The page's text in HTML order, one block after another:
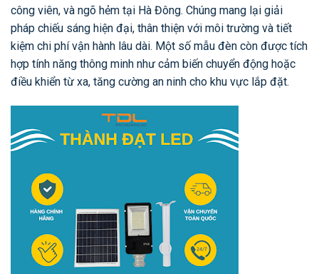
công viên, và ngõ hẻm tại Hà Đông. Chúng mang lại giải
pháp chiếu sáng hiện đại, thân thiện với môi trường và tiết
kiệm chi phí vận hành lâu dài. Một số mẫu đèn còn được tích
hợp tính năng thông minh như cảm biến chuyển động hoặc
điều khiển từ xa, tăng cường an ninh cho khu vực lắp đặt.